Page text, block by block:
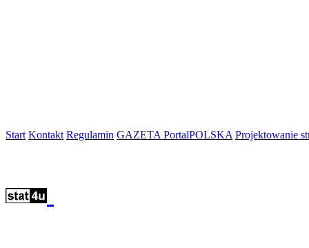
Start Kontakt Regulamin GAZETA PortalPOLSKA Projektowanie